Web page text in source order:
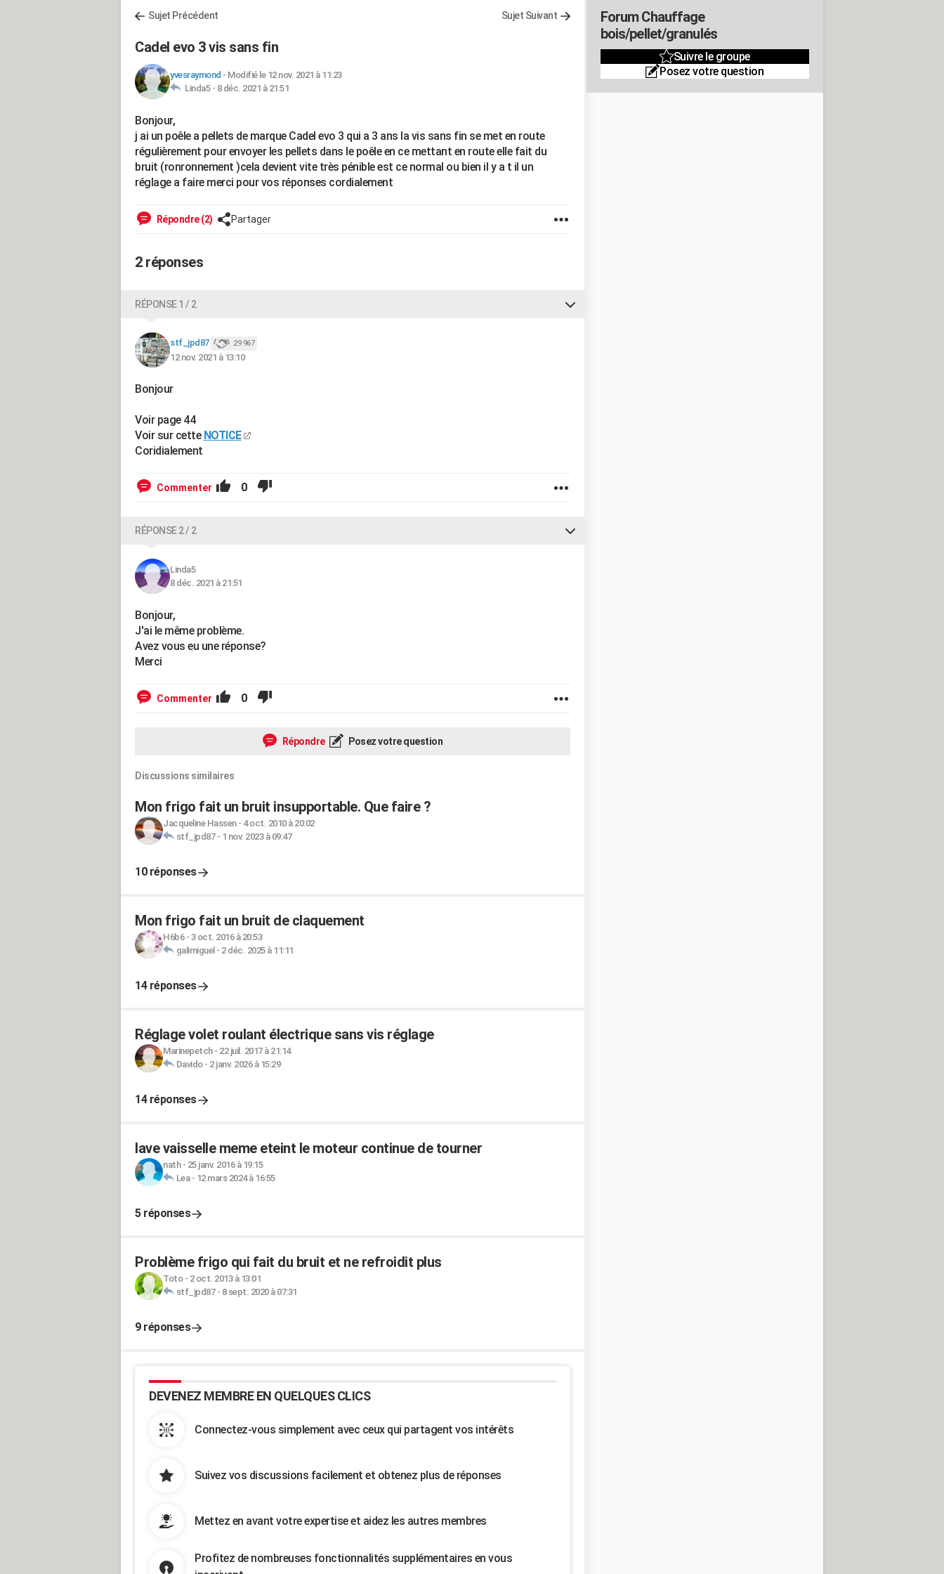
Sujet Précédent Sujet Suivant
Cadel evo 3 vis sans fin
yvesraymond - Modifié le 12 nov. 2021 à 11:23
Linda5 - 8 déc. 2021 à 21:51
Bonjour,
j ai un poêle a pellets de marque Cadel evo 3 qui a 3 ans la vis sans fin se met en route
régulièrement pour envoyer les pellets dans le poêle en ce mettant en route elle fait du
bruit (ronronnement )cela devient vite très pénible est ce normal ou bien il y a t il un
réglage a faire merci pour vos réponses cordialement
Répondre (2) Partager
2 réponses
RÉPONSE 1 / 2
stf_jpd87 29 967
12 nov. 2021 à 13:10
Bonjour
Voir page 44
Voir sur cette NOTICE
Coridialement
Commenter 0
RÉPONSE 2 / 2
Linda5
8 déc. 2021 à 21:51
Bonjour,
J'ai le même problème.
Avez vous eu une réponse?
Merci
Commenter 0
Répondre Posez votre question
Discussions similaires
Mon frigo fait un bruit insupportable. Que faire ?
Jacqueline Hassen- 4 oct. 2010 à 20:02
stf_jpd87- 1 nov. 2023 à 09:47
10 réponses
Mon frigo fait un bruit de claquement
H6b6- 3 oct. 2016 à 20:53
galimiguel - 2 déc. 2025 à 11:11
14 réponses
Réglage volet roulant électrique sans vis réglage
Marinepetch- 22 juil. 2017 à 21:14
Davido- 2 janv. 2026 à 15:29
14 réponses
lave vaisselle meme eteint le moteur continue de tourner
nath- 25 janv. 2016 à 19:15
Lea- 12 mars 2024 à 16:55
5 réponses
Problème frigo qui fait du bruit et ne refroidit plus
Toto- 2 oct. 2013 à 13:01
stf_jpd87- 8 sept. 2020 à 07:31
9 réponses
DEVENEZ MEMBRE EN QUELQUES CLICS
Connectez-vous simplement avec ceux qui partagent vos intérêts
Suivez vos discussions facilement et obtenez plus de réponses
Mettez en avant votre expertise et aidez les autres membres
Profitez de nombreuses fonctionnalités supplémentaires en vous
Forum Chauffage
bois/pellet/granulés
Suivre le groupe
Posez votre question